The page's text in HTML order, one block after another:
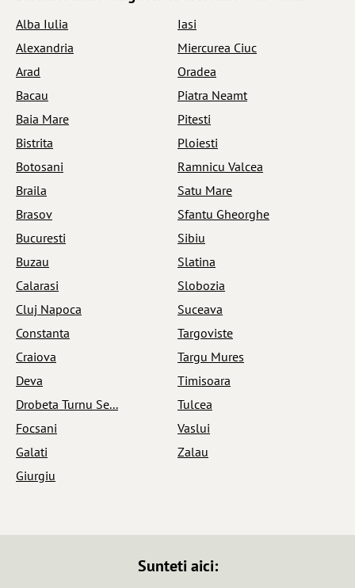
Alba Iulia
Alexandria
Arad
Bacau
Baia Mare
Bistrita
Botosani
Braila
Brasov
Bucuresti
Buzau
Calarasi
Cluj Napoca
Constanta
Craiova
Deva
Drobeta Turnu Se...
Focsani
Galati
Giurgiu
Iasi
Miercurea Ciuc
Oradea
Piatra Neamt
Pitesti
Ploiesti
Ramnicu Valcea
Satu Mare
Sfantu Gheorghe
Sibiu
Slatina
Slobozia
Suceava
Targoviste
Targu Mures
Timisoara
Tulcea
Vaslui
Zalau
Sunteti aici: